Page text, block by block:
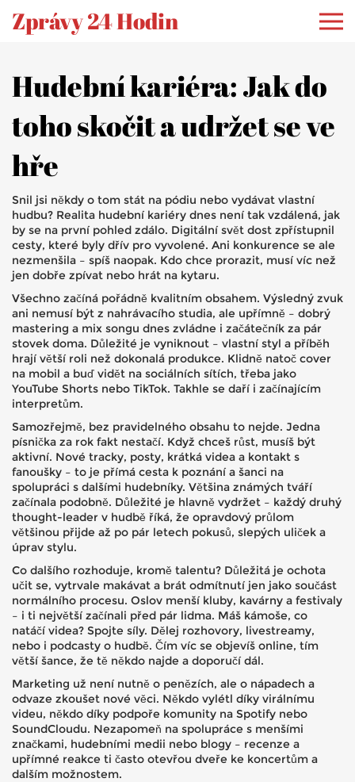
Zprávy 24 Hodin
Hudební kariéra: Jak do
toho skočit a udržet se ve
hře
Snil jsi někdy o tom stát na pódiu nebo vydávat vlastní
hudbu? Realita hudební kariéry dnes není tak vzdálená, jak
by se na první pohled zdálo. Digitální svět dost zpřístupnil
cesty, které byly dřív pro vyvolené. Ani konkurence se ale
nezmenšila – spíš naopak. Kdo chce prorazit, musí víc než
jen dobře zpívat nebo hrát na kytaru.
Všechno začíná pořádně kvalitním obsahem. Výsledný zvuk
ani nemusí být z nahrávacího studia, ale upřímně – dobrý
mastering a mix songu dnes zvládne i začátečník za pár
stovek doma. Důležité je vyniknout – vlastní styl a příběh
hrají větší roli než dokonalá produkce. Klidně natoč cover
na mobil a buď vidět na sociálních sítích, třeba jako
YouTube Shorts nebo TikTok. Takhle se daří i začínajícím
interpretům.
Samozřejmě, bez pravidelného obsahu to nejde. Jedna
písnička za rok fakt nestačí. Když chceš růst, musíš být
aktivní. Nové tracky, posty, krátká videa a kontakt s
fanoušky – to je přímá cesta k poznání a šanci na
spolupráci s dalšími hudebníky. Většina známých tváří
začínala podobně. Důležité je hlavně vydržet – každý druhý
thought-leader v hudbě říká, že opravdový průlom
většinou přijde až po pár letech pokusů, slepých uliček a
úprav stylu.
Co dalšího rozhoduje, kromě talentu? Důležitá je ochota
učit se, vytrvale makávat a brát odmítnutí jen jako součást
normálního procesu. Oslov menší kluby, kavárny a festivaly
– i ti největší začínali před pár lidma. Máš kámoše, co
natáčí videa? Spojte síly. Dělej rozhovory, livestreamy,
nebo i podcasty o hudbě. Čím víc se objevíš online, tím
větší šance, že tě někdo najde a doporučí dál.
Marketing už není nutně o penězích, ale o nápadech a
odvaze zkoušet nové věci. Někdo vylétl díky virálnímu
videu, někdo díky podpoře komunity na Spotify nebo
SoundCloudu. Nezapomeň na spolupráce s menšími
značkami, hudebními medii nebo blogy – recenze a
upřímné reakce ti často otevřou dveře ke koncertům a
dalším možnostem.